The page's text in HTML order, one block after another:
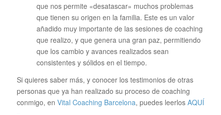
que nos permite «desatascar» muchos problemas
que tienen su origen en la familia. Este es un valor
añadido muy importante de las sesiones de coaching
que realizo, y que genera una gran paz, permitiendo
que los cambio y avances realizados sean
consistentes y sólidos en el tiempo.
Si quieres saber más, y conocer los testimonios de otras
personas que ya han realizado su proceso de coaching
conmigo, en Vital Coaching Barcelona, puedes leerlos AQUÍ